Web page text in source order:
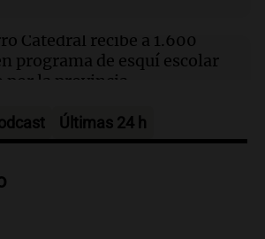
Catedral recibe a 1.600
programa de esquí escolar
por la provincia
Jaldo busca unificar
Buenos Aires
Últimas 24 h